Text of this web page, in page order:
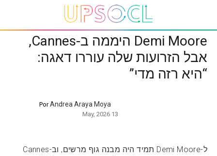
Demi Moore היממה ב-Cannes,
אבל הזרועות שלה עוררו דאגה:
“היא רזה מדי”
PorAndrea Araya Moya
13 May, 2026
ל-Demi Moore תמיד היה מבנה גוף מרשים, וב-Cannes